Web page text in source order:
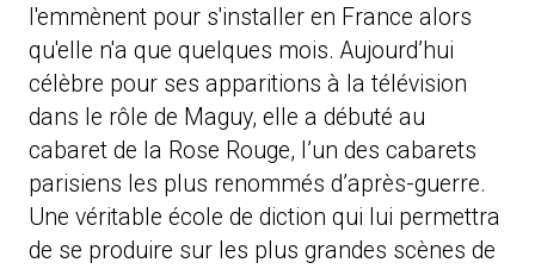
l'emmènent pour s'installer en France alors
qu'elle n'a que quelques mois. Aujourd’hui
célèbre pour ses apparitions à la télévision
dans le rôle de Maguy, elle a débuté au
cabaret de la Rose Rouge, l’un des cabarets
parisiens les plus renommés d’après-guerre.
Une véritable école de diction qui lui permettra
de se produire sur les plus grandes scènes de